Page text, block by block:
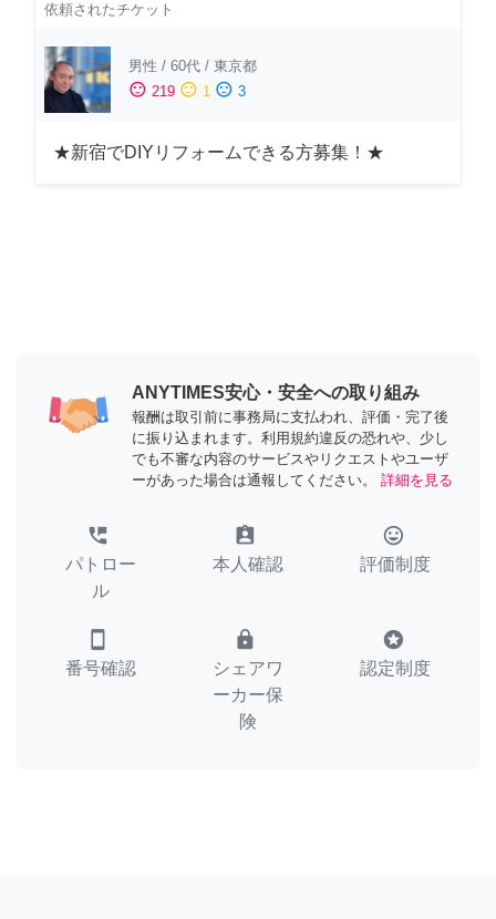
依頼されたチケット
男性 / 60代 / 東京都
sentiment_satisfied 219 sentiment_neutral 1 sentiment_dissatisfied 3
★新宿でDIYリフォームできる方募集！★
ANYTIMES安心・安全への取り組み
報酬は取引前に事務局に支払われ、評価・完了後
に振り込まれます。利用規約違反の恐れや、少し
でも不審な内容のサービスやリクエストやユーザ
ーがあった場合は通報してください。
詳細を見る
perm_phone_msg
パトロー
ル
assignment_ind
本人確認
tag_faces
評価制度
smartphone
番号確認
lock
シェアワ
ーカー保
険
stars
認定制度